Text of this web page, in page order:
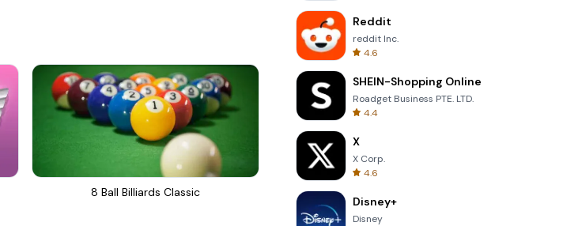
8 Ball Billiards Classic Solitaire Klondike
Reddit
reddit Inc.
4.6
SHEIN-Shopping Online
Roadget Business PTE. LTD.
4.4
X
X Corp.
4.6
Disney+
Disney